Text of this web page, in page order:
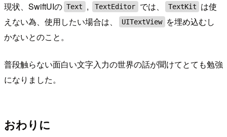
現状、SwiftUIの Text , TextEditor では、 TextKit
は使
えない為、使用したい場合は、
UITextView
を埋め込むし
かないとのこと。
普段触らない面白い文字入力の世界の話が聞けてとても勉強
になりました。
おわりに